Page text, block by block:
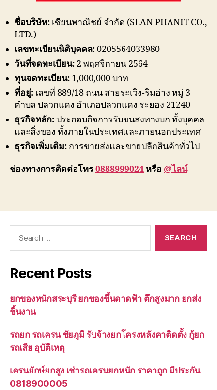
ชื่อบริษัท: เซียนพาณิชย์ จำกัด (SEAN PHANIT CO.,
LTD.)
เลขทะเบียนนิติบุคคล:0205564033980
วันที่จดทะเบียน: 2 พฤศจิกายน 2564
ทุนจดทะเบียน: 1,000,000 บาท
ที่อยู่: เลขที่ 889/18 ถนน สายระเวิง-ริมอ่าง หมู่ 3
ตำบล ปลวกแดง อำเภอปลวกแดง ระยอง 21240
ธุรกิจหลัก: ประกอบกิจการรับขนส่งทางบก ทั้งบุคคล
และสิ่งของ ทั้งภายในประเทศและภายนอกประเทศ
ธุรกิจเพิ่มเติม: การขายส่งและขายปลีกสินค้าทั่วไป
ช่องทางการติดต่อโทร0888999024 หรือ @ไลน์
Recent Posts
ยกของหนักสระบุรี ยกของขึ้นดาดฟ้า ตึกสูงมาก ยกส่ง
ชิ้นงาน
รถยก รถเครน ชัยภูมิ รับจ้างยกโครงหลังคาติดตั้ง กู้ยก
รถเสีย อุบัติเหตุ
เครนยักษ์ยกสูง เช่ารถเครนยกหนัก ราคาถูก มีประกัน
0818900005